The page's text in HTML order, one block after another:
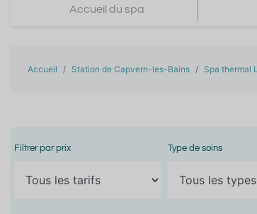
Accueil du spa
Accueil Station de Capvern-les-Bains Spa thermal
Filtrer par prix Type de soins